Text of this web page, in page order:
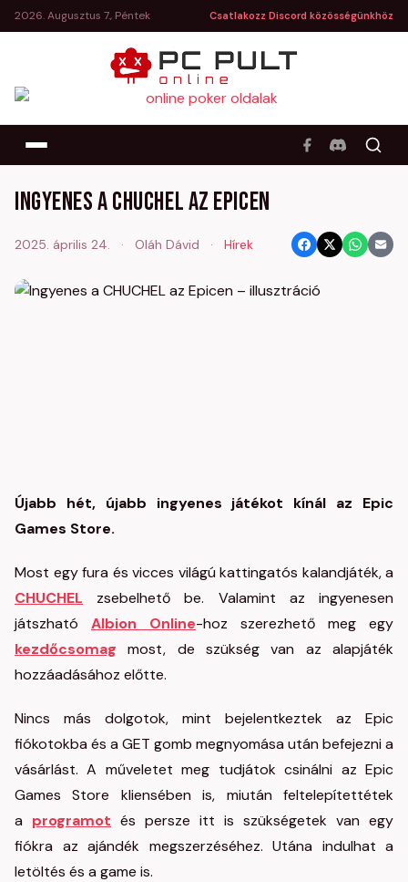
2026. Augusztus 7., Péntek Csatlakozz Discord közösségünkhöz
Ingyenes a CHUCHEL az Epicen
2025. április 24. · Oláh Dávid · Hírek
Újabb hét, újabb ingyenes játékot kínál az Epic
Games Store.
Most egy fura és vicces világú kattingatós kalandjáték, a
CHUCHEL zsebelhető be. Valamint az ingyenesen
játszható Albion Online-hoz szerezhető meg egy
kezdőcsomag most, de szükség van az alapjáték
hozzáadásához előtte.
Nincs más dolgotok, mint bejelentkeztek az Epic
fiókotokba és a GET gomb megnyomása után befejezni a
vásárlást. A műveletet meg tudjátok csinálni az Epic
Games Store kliensében is, miután feltelepítettétek
a programot és persze itt is szükségetek van egy
fiókra az ajándék megszerzéséhez. Utána indulhat a
letöltés és a game is.